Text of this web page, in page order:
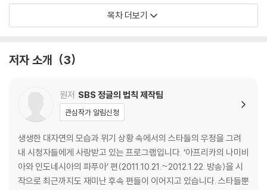
4장 배고픈 수호, 헐크가 되다!
정글의 법칙 4 남극만의 특별한 풍경들
정글의 법칙 5 재미있는 남극 과학 교실
6장 탐험가의 인증샷
정글의 법칙 6 진짜 남극의 모습을 찾아서
부록 [남극을 위해 내가 실천할 수 있는 환경보호]
목차 더보기
저자 소개 3
원저 SBS 정글의 법칙 제작팀
관심작가 알림신청
생생한 대자연의 모습과 위기 상황 속에서의 스타들의 우정을 그려
내 시청자들에게 사랑받고 있는 프로그램입니다. ‘아프리카의 나미비
아와 인도네시아의 파푸아’ 편(2011.10.21.~2012.1.22. 방송)을 시
작으로 최근까지도 재미난 후속 편들이 이어지고 있습니다. 스타들뿐